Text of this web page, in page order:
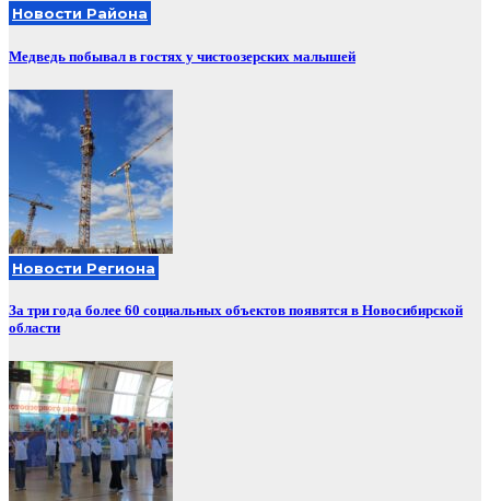
Новости Района
Медведь побывал в гостях у чистоозерских малышей
Новости Региона
За три года более 60 социальных объектов появятся в Новосибирской
области